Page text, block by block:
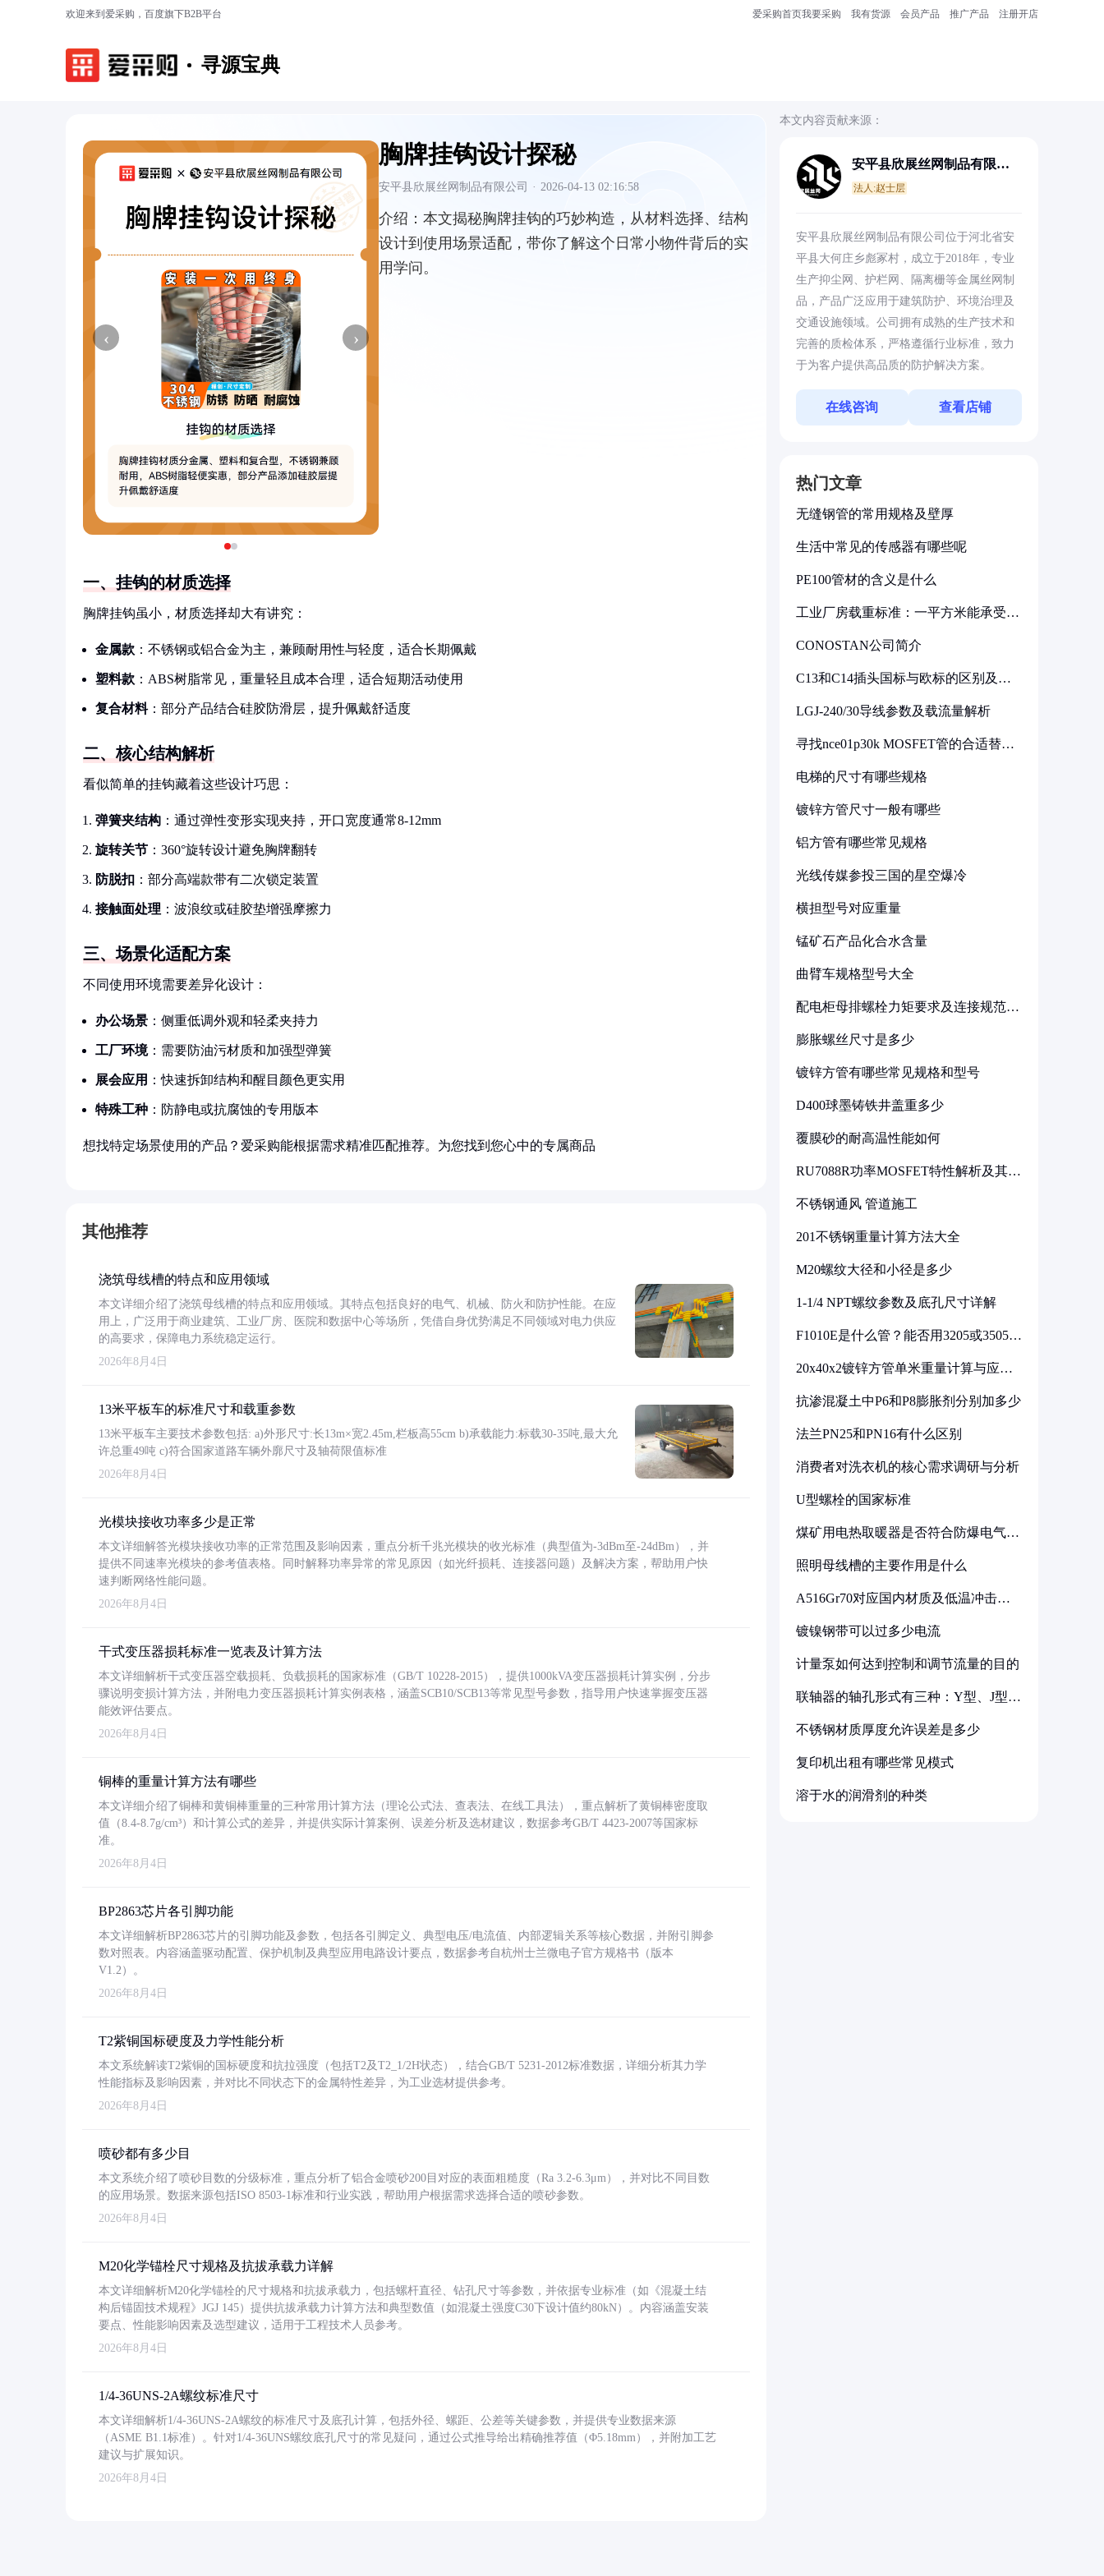
欢迎来到爱采购，百度旗下B2B平台 爱采购首页我要采购 我有货源 会员产品 推广产品 注册开店
寻源宝典
‹ ›
胸牌挂钩设计探秘
安平县欣展丝网制品有限公司 · 2026-04-13 02:16:58
介绍： 本文揭秘胸牌挂钩的巧妙构造，从材料选择、结构
设计到使用场景适配，带你了解这个日常小物件背后的实
用学问。
一、挂钩的材质选择
胸牌挂钩虽小，材质选择却大有讲究：
金属款 ：不锈钢或铝合金为主，兼顾耐用性与轻度，适合长期佩戴
塑料款 ：ABS树脂常见，重量轻且成本合理，适合短期活动使用
复合材料：部分产品结合硅胶防滑层，提升佩戴舒适度
二、核心结构解析
看似简单的挂钩藏着这些设计巧思：
弹簧夹结构 ：通过弹性变形实现夹持，开口宽度通常8-12mm
旋转关节 ：360°旋转设计避免胸牌翻转
防脱扣 ：部分高端款带有二次锁定装置
接触面处理 ：波浪纹或硅胶垫增强摩擦力
三、场景化适配方案
不同使用环境需要差异化设计：
办公场景 ：侧重低调外观和轻柔夹持力
工厂环境：需要防油污材质和加强型弹簧
展会应用 ：快速拆卸结构和醒目颜色更实用
特殊工种 ：防静电或抗腐蚀的专用版本
想找特定场景使用的产品？爱采购能根据需求精准匹配推荐。为您找到您心中的专属商品
其他推荐
浇筑母线槽的特点和应用领域
本文详细介绍了浇筑母线槽的特点和应用领域。其特点包括良好的电气、机械、防火和防护性能。在应
用上，广泛用于商业建筑、工业厂房、医院和数据中心等场所，凭借自身优势满足不同领域对电力供应
的高要求，保障电力系统稳定运行。
2026年8月4日
13米平板车的标准尺寸和载重参数
13米平板车主要技术参数包括: a)外形尺寸:长13m×宽2.45m,栏板高55cm b)承载能力:标载30-35吨,最大允
许总重49吨 c)符合国家道路车辆外廓尺寸及轴荷限值标准
2026年8月4日
光模块接收功率多少是正常
本文详细解答光模块接收功率的正常范围及影响因素，重点分析千兆光模块的收光标准（典型值为-3dBm至-24dBm），并
提供不同速率光模块的参考值表格。同时解释功率异常的常见原因（如光纤损耗、连接器问题）及解决方案，帮助用户快
速判断网络性能问题。
2026年8月4日
干式变压器损耗标准一览表及计算方法
本文详细解析干式变压器空载损耗、负载损耗的国家标准（GB/T 10228-2015），提供1000kVA变压器损耗计算实例，分步
骤说明变损计算方法，并附电力变压器损耗计算实例表格，涵盖SCB10/SCB13等常见型号参数，指导用户快速掌握变压器
能效评估要点。
2026年8月4日
铜棒的重量计算方法有哪些
本文详细介绍了铜棒和黄铜棒重量的三种常用计算方法（理论公式法、查表法、在线工具法），重点解析了黄铜棒密度取
值（8.4-8.7g/cm³）和计算公式的差异，并提供实际计算案例、误差分析及选材建议，数据参考GB/T 4423-2007等国家标
准。
2026年8月4日
BP2863芯片各引脚功能
本文详细解析BP2863芯片的引脚功能及参数，包括各引脚定义、典型电压/电流值、内部逻辑关系等核心数据，并附引脚参
数对照表。内容涵盖驱动配置、保护机制及典型应用电路设计要点，数据参考自杭州士兰微电子官方规格书（版本
V1.2）。
2026年8月4日
T2紫铜国标硬度及力学性能分析
本文系统解读T2紫铜的国标硬度和抗拉强度（包括T2及T2_1/2H状态），结合GB/T 5231-2012标准数据，详细分析其力学
性能指标及影响因素，并对比不同状态下的金属特性差异，为工业选材提供参考。
2026年8月4日
喷砂都有多少目
本文系统介绍了喷砂目数的分级标准，重点分析了铝合金喷砂200目对应的表面粗糙度（Ra 3.2-6.3μm），并对比不同目数
的应用场景。数据来源包括ISO 8503-1标准和行业实践，帮助用户根据需求选择合适的喷砂参数。
2026年8月4日
M20化学锚栓尺寸规格及抗拔承载力详解
本文详细解析M20化学锚栓的尺寸规格和抗拔承载力，包括螺杆直径、钻孔尺寸等参数，并依据专业标准（如《混凝土结
构后锚固技术规程》JGJ 145）提供抗拔承载力计算方法和典型数值（如混凝土强度C30下设计值约80kN）。内容涵盖安装
要点、性能影响因素及选型建议，适用于工程技术人员参考。
2026年8月4日
1/4-36UNS-2A螺纹标准尺寸
本文详细解析1/4-36UNS-2A螺纹的标准尺寸及底孔计算，包括外径、螺距、公差等关键参数，并提供专业数据来源
（ASME B1.1标准）。针对1/4-36UNS螺纹底孔尺寸的常见疑问，通过公式推导给出精确推荐值（Φ5.18mm），并附加工艺
建议与扩展知识。
2026年8月4日
本文内容贡献来源：
安平县欣展丝网制品有限公
法人:赵士层
安平县欣展丝网制品有限公司位于河北省安
平县大何庄乡彪冢村，成立于2018年，专业
生产抑尘网、护栏网、隔离栅等金属丝网制
品，产品广泛应用于建筑防护、环境治理及
交通设施领域。公司拥有成熟的生产技术和
完善的质检体系，严格遵循行业标准，致力
于为客户提供高品质的防护解决方案。
在线咨询 查看店铺
热门文章
无缝钢管的常用规格及壁厚
生活中常见的传感器有哪些呢
PE100管材的含义是什么
工业厂房载重标准：一平方米能承受多
CONOSTAN公司简介
C13和C14插头国标与欧标的区别及其
LGJ-240/30导线参数及载流量解析
寻找nce01p30k MOSFET管的合适替代
电梯的尺寸有哪些规格
镀锌方管尺寸一般有哪些
铝方管有哪些常见规格
光线传媒参投三国的星空爆冷
横担型号对应重量
锰矿石产品化合水含量
曲臂车规格型号大全
配电柜母排螺栓力矩要求及连接规范详
膨胀螺丝尺寸是多少
镀锌方管有哪些常见规格和型号
D400球墨铸铁井盖重多少
覆膜砂的耐高温性能如何
RU7088R功率MOSFET特性解析及其在
不锈钢通风 管道施工
201不锈钢重量计算方法大全
M20螺纹大径和小径是多少
1-1/4 NPT螺纹参数及底孔尺寸详解
F1010E是什么管？能否用3205或3505代
20x40x2镀锌方管单米重量计算与应用
抗渗混凝土中P6和P8膨胀剂分别加多少
法兰PN25和PN16有什么区别
消费者对洗衣机的核心需求调研与分析
U型螺栓的国家标准
煤矿用电热取暖器是否符合防爆电气设
照明母线槽的主要作用是什么
A516Gr70对应国内材质及低温冲击要
镀镍钢带可以过多少电流
计量泵如何达到控制和调节流量的目的
联轴器的轴孔形式有三种：Y型、J型、
不锈钢材质厚度允许误差是多少
复印机出租有哪些常见模式
溶于水的润滑剂的种类